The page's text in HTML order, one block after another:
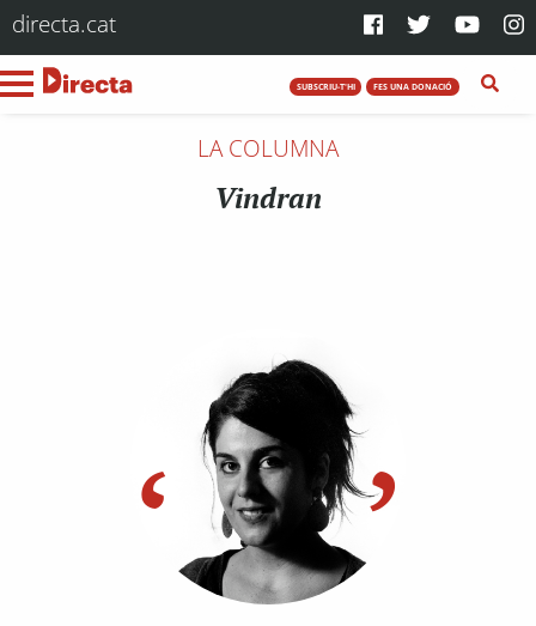
directa.cat
SUBSCRIU-T'HI FES UNA DONACIÓ
LA COLUMNA
Vindran